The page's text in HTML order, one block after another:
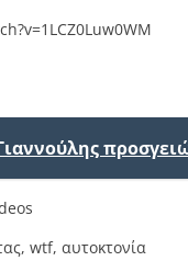
, wtf, αυτοκτονία